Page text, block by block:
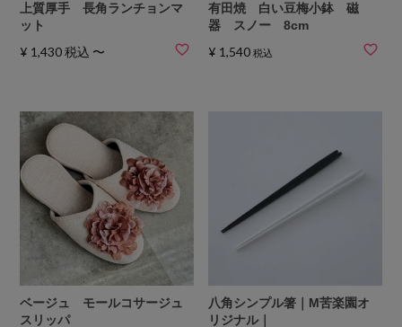
上質厚手 長角ランチョンマ
ット
¥ 1,430 税込 〜
有田焼 白い豆梅小鉢 磁
器 スノー 8cm
¥ 1,540 税込
ベージュ モールコサージュ
スリッパ
八角シンプル箸｜M苦楽園オ
リジナル｜